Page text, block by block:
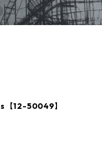
12-50049】